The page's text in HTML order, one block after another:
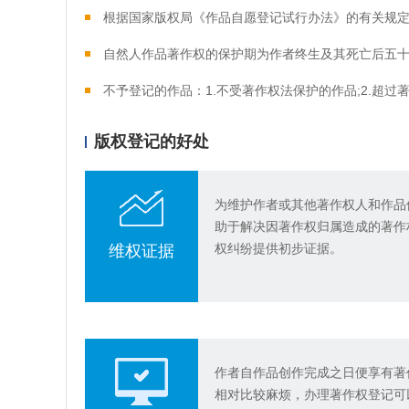
根据国家版权局《作品自愿登记试行办法》的有关规
自然人作品著作权的保护期为作者终生及其死亡后五
不予登记的作品：1.不受著作权法保护的作品;2.超过
版权登记的好处
维权证据
为维护作者或其他著作权人和作
助于解决因著作权归属造成的著
权纠纷提供初步证据。
作者自作品创作完成之日便享有
相对比较麻烦，办理著作权登记